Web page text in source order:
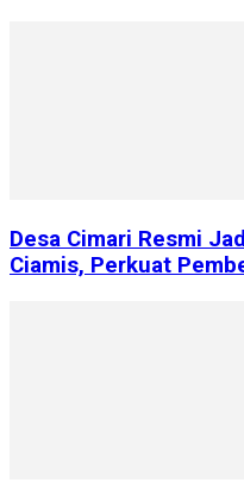
Desa Cimari Resmi
Ciamis, Perkuat